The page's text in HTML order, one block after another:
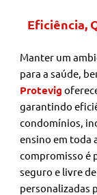
Eficiência,
Manter um
para a saúde,
Protevig
garantindo
condomínios,
ensino em toda
compromisso é
seguro e livre
personalizadas